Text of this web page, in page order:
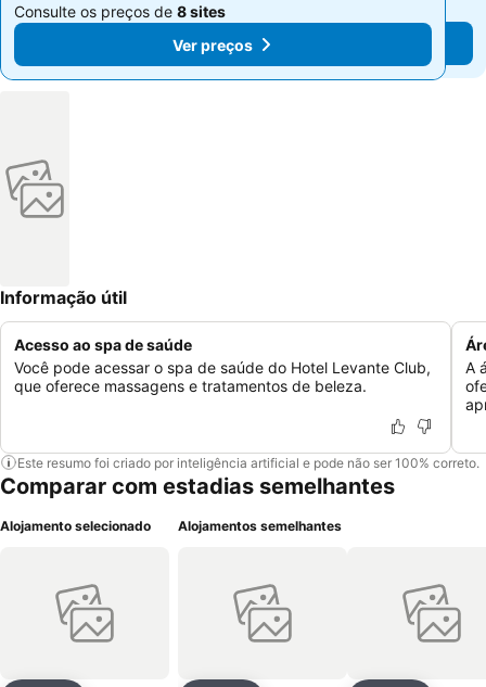
Consulte os preços de 8 sites
Ver preços
Consulte os preços de 8 sites
Ver preços
Informação útil
Acesso ao spa de saúde
Você pode acessar o spa de saúde do Hotel Levante Club,
que oferece massagens e tratamentos de beleza.
A
Este resumo foi criado por inteligência artificial e pode não ser 100% correto.
Comparar com estadias semelhantes
Alojamento selecionado Alojamentos semelhantes